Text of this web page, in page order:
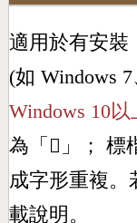
適用於有安裝
(如 Windows 7
Windows 10
為「 𣉼 」； 標
成字形重複。
載說明。